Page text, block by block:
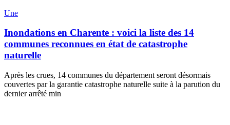
Une
Inondations en Charente : voici la liste des 14
communes reconnues en état de catastrophe
naturelle
Après les crues, 14 communes du département seront désormais
couvertes par la garantie catastrophe naturelle suite à la parution du
dernier arrêté min